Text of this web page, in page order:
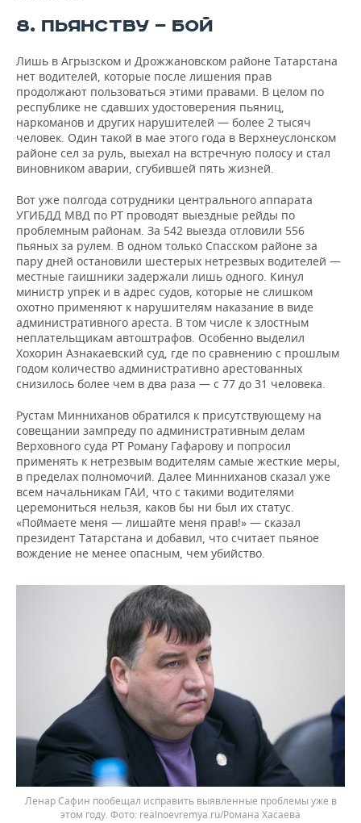
8. ПЬЯНСТВУ — БОЙ
Лишь в Агрызском и Дрожжановском районе Татарстана
нет водителей, которые после лишения прав
продолжают пользоваться этими правами. В целом по
республике не сдавших удостоверения пьяниц,
наркоманов и других нарушителей — более 2 тысяч
человек. Один такой в мае этого года в Верхнеуслонском
районе сел за руль, выехал на встречную полосу и стал
виновником аварии, сгубившей пять жизней.
Вот уже полгода сотрудники центрального аппарата
УГИБДД МВД по РТ проводят выездные рейды по
проблемным районам. За 542 выезда отловили 556
пьяных за рулем. В одном только Спасском районе за
пару дней остановили шестерых нетрезвых водителей —
местные гаишники задержали лишь одного. Кинул
министр упрек и в адрес судов, которые не слишком
охотно применяют к нарушителям наказание в виде
административного ареста. В том числе к злостным
неплательщикам автоштрафов. Особенно выделил
Хохорин Азнакаевский суд, где по сравнению с прошлым
годом количество административно арестованных
снизилось более чем в два раза — с 77 до 31 человека.
Рустам Минниханов обратился к присутствующему на
совещании зампреду по административным делам
Верховного суда РТ Роману Гафарову и попросил
применять к нетрезвым водителям самые жесткие меры,
в пределах полномочий. Далее Минниханов сказал уже
всем начальникам ГАИ, что с такими водителями
церемониться нельзя, каков бы ни был их статус.
«Поймаете меня — лишайте меня прав!» — сказал
президент Татарстана и добавил, что считает пьяное
вождение не менее опасным, чем убийство.
Ленар Сафин пообещал исправить выявленные проблемы уже в
этом году.
realnoevremya.ru/Романа Хасаева